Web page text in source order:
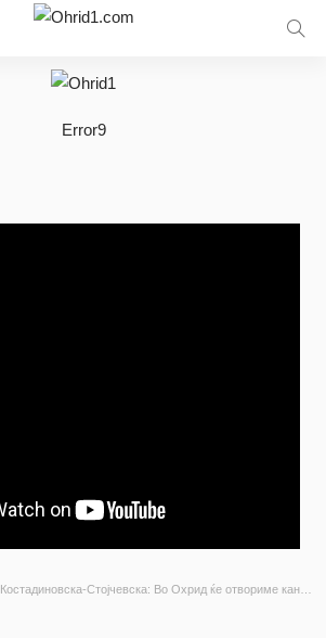
Error9
Костадиновска-Стојчевска: Во Охрид ќе отвориме канцеларија на УНЕСКО што е потврда на нашите политики за зачувување на статусот на Охридскиот Регион